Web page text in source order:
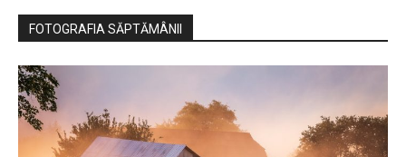
FOTOGRAFIA SĂPTĂMÂNII